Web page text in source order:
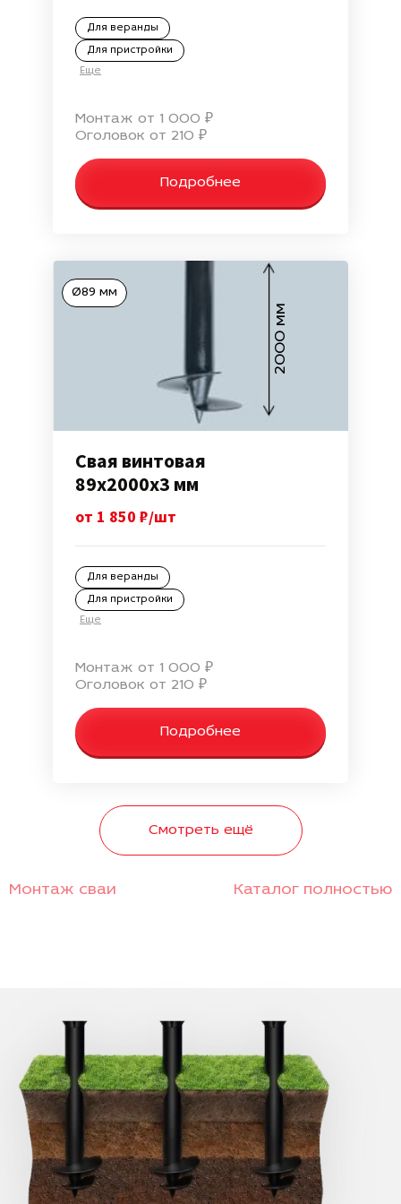
Для веранды
Для пристройки
Еще
Монтаж от 1 000 ₽
Оголовок от 210 ₽
Подробнее
2000 мм
Ø89 мм
Свая винтовая
89х2000х3 мм
от 1 850 ₽/шт
Для веранды
Для пристройки
Еще
Монтаж от 1 000 ₽
Оголовок от 210 ₽
Подробнее
Смотреть ещё
Монтаж сваи Каталог полностью